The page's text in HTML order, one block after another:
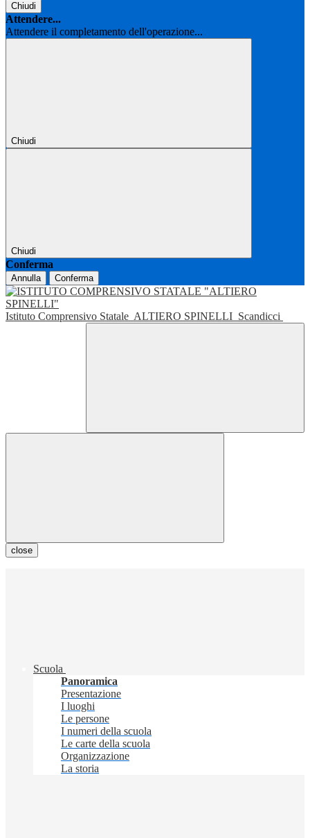
Chiudi
Attendere...
Attendere il completamento dell'operazione...
Chiudi
Chiudi
Conferma
Annulla Conferma
Istituto Comprensivo Statale ALTIERO SPINELLI Scandicci
close
Scuola
Panoramica
Presentazione
I luoghi
Le persone
I numeri della scuola
Le carte della scuola
Organizzazione
La storia